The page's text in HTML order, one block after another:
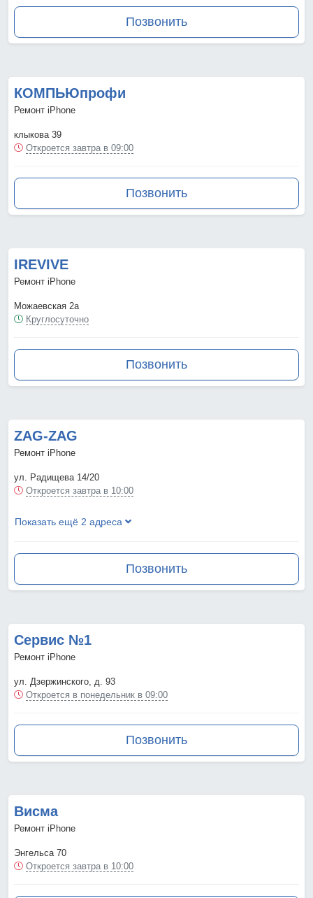
Позвонить
КОМПЬЮпрофи
Ремонт iPhone
клыкова 39
Откроется завтра в 09:00
Позвонить
IREVIVE
Ремонт iPhone
Можаевская 2а
Круглосуточно
Позвонить
ZAG-ZAG
Ремонт iPhone
ул. Радищева 14/20
Откроется завтра в 10:00
Показать ещё 2 адреса
Позвонить
Сервис №1
Ремонт iPhone
ул. Дзержинского, д. 93
Откроется в понедельник в 09:00
Позвонить
Висма
Ремонт iPhone
Энгельса 70
Откроется завтра в 10:00